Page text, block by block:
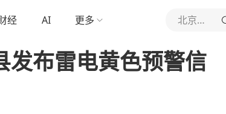
经 AI 更多 北京青年报官网
发布雷电黄色预警信